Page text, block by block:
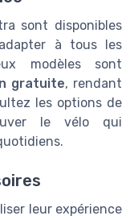
sont disponibles
à tous les
modèles sont
gratuite, rendant
les options de
le vélo qui
leur expérience